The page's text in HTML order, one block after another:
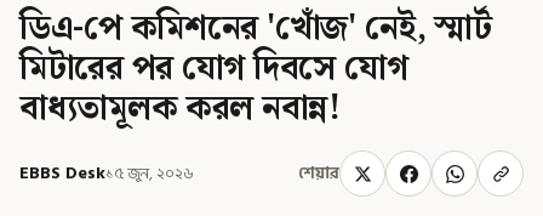
ডিএ-পে কমিশনের 'খোঁজ' নেই, স্মার্ট
মিটারের পর যোগ দিবসে যোগ
বাধ্যতামূলক করল নবান্ন!
EBBS Desk১৫ জুন, ২০২৬ শেয়ার